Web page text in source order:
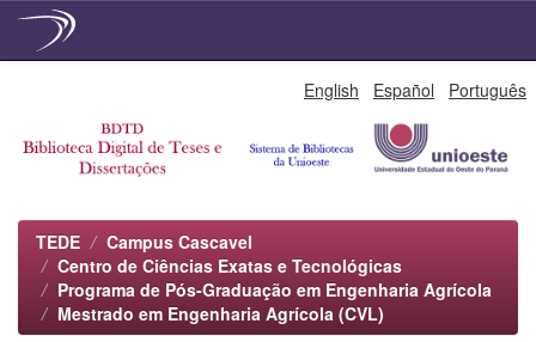
English Español Português
TEDE
Campus Cascavel
Centro de Ciências Exatas e Tecnológicas
Programa de Pós-Graduação em Engenharia Agrícola
Mestrado em Engenharia Agrícola (CVL)